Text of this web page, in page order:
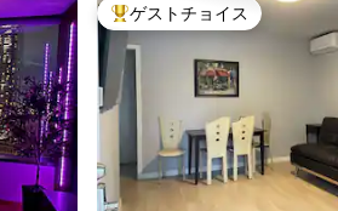
大好評のゲストチョイスです。
ゲストチョイス